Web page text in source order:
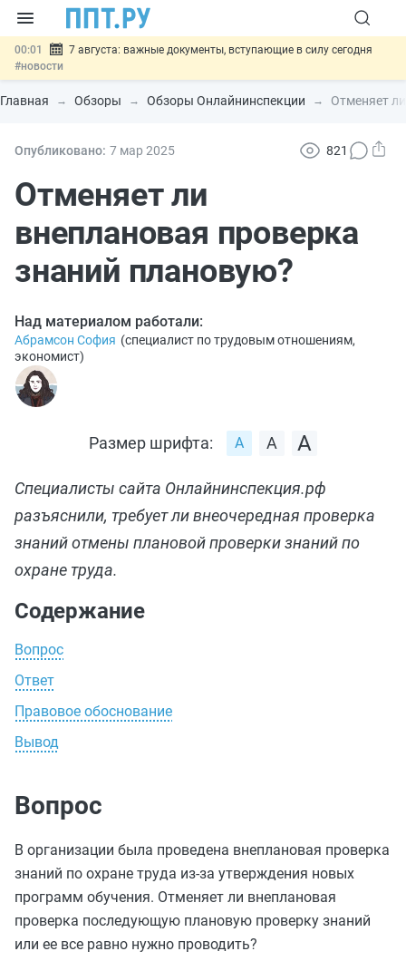
00:01
7 августа: важные документы, вступающие в силу сегодня
#новости
06.08 Минпромторг предложил запретить смешанные лоты
электроники в госзакупках#новости
06.08 Возврат денег за риелторские услуги при недействительных
06.08
банковской гарантией #новости
Главная Обзоры Обзоры Онлайнинспекции Отменяет
Опубликовано: 7 мар 2025 821
Отменяет ли
внеплановая проверка
знаний плановую?
Над материалом работали:
Абрамсон София (специалист по трудовым отношениям,
экономист)
Размер шрифта:
Специалисты сайта Онлайнинспекция.рф
разъяснили, требует ли внеочередная проверка
знаний отмены плановой проверки знаний по
охране труда.
Содержание
Вопрос
Ответ
Правовое обоснование
Вывод
Вопрос
В организации была проведена внеплановая проверка
знаний по охране труда из-за утверждения новых
программ обучения. Отменяет ли внеплановая
проверка последующую плановую проверку знаний
или ее все равно нужно проводить?